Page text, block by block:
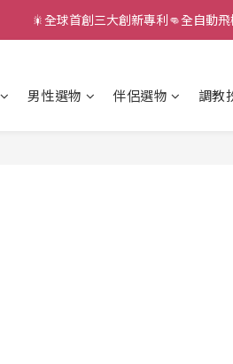
新款智能炮機👍小奶
新款智能炮機👍小奶
男性選物 伴侶選物 調教